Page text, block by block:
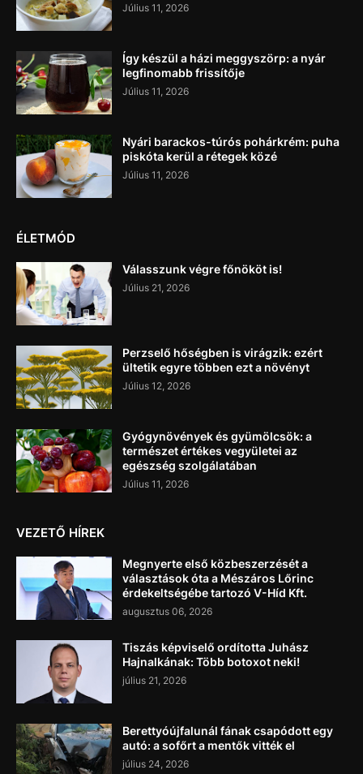
Július 11, 2026
Így készül a házi meggyszörp: a nyár
legfinomabb frissítője
Július 11, 2026
Nyári barackos-túrós pohárkrém: puha
piskóta kerül a rétegek közé
Július 11, 2026
ÉLETMÓD
Válasszunk végre főnököt is!
Július 21, 2026
Perzselő hőségben is virágzik: ezért
ültetik egyre többen ezt a növényt
Július 12, 2026
Gyógynövények és gyümölcsök: a
természet értékes vegyületei az
egészség szolgálatában
Július 11, 2026
VEZETŐ HÍREK
Megnyerte első közbeszerzését a
választások óta a Mészáros Lőrinc
érdekeltségébe tartozó V-Híd Kft.
augusztus 06, 2026
Tiszás képviselő ordította Juhász
Hajnalkának: Több botoxot neki!
július 21, 2026
Berettyóújfalunál fának csapódott egy
autó: a sofőrt a mentők vitték el
július 24, 2026